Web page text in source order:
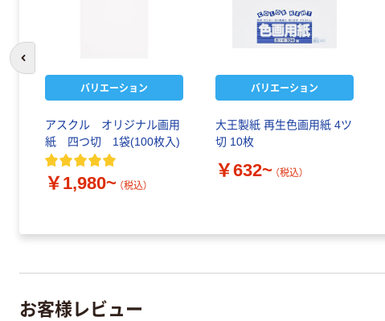
バリエーション
アスクル オリジナル画用
紙 四つ切 1袋(100枚入)
￥1,980~ （税込）
バリエーション
大王製紙 再生色画用紙 4ツ
切 10枚
￥632~ （税込）
お客様レビュー